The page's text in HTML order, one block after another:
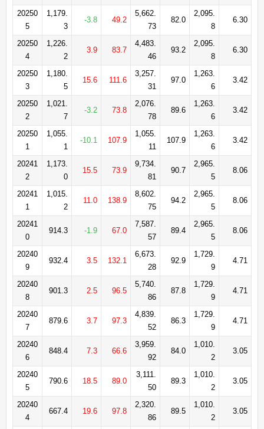
20250
5
1,179.
3
-3.8 49.2
5,662.
73
82.0
2,095.
8
6.30
20250
4
1,226.
2
3.9 83.7
4,483.
46
93.2
2,095.
8
6.30
20250
3
1,180.
5
15.6 111.6
3,257.
31
97.0
1,263.
6
3.42
20250
2
1,021.
7
-3.2 73.8
2,076.
78
89.6
1,263.
6
3.42
20250
1
1,055.
1
-10.1 107.9
1,055.
11
107.9
1,263.
6
3.42
20241
2
1,173.
0
15.5 73.9
9,734.
81
90.7
2,965.
5
8.06
20241
1
1,015.
2
11.0 138.9
8,602.
75
94.2
2,965.
5
8.06
20241
0
914.3 -1.9 67.0
7,587.
57
89.4
2,965.
5
8.06
20240
9
932.4 3.5 132.1
6,673.
28
92.9
1,729.
9
4.71
20240
8
901.3 2.5 96.5
5,740.
86
87.8
1,729.
9
4.71
20240
7
879.6 3.7 97.3
4,839.
52
86.3
1,729.
9
4.71
20240
6
848.4 7.3 66.6
3,959.
92
84.0
1,010.
2
3.05
20240
5
790.6 18.5 89.0
3,111.
50
89.3
1,010.
2
3.05
20240
4
667.4 19.6 97.8
2,320.
86
89.5
1,010.
2
3.05